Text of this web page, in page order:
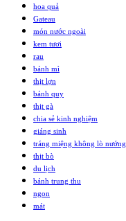
hoa quả
Gateau
món nước ngoài
kem tươi
rau
bánh mì
thịt lợn
bánh quy
thịt gà
chia sẻ kinh nghiệm
giáng sinh
tráng miệng không lò nướng
thịt bò
du lịch
bánh trung thu
ngon
mát